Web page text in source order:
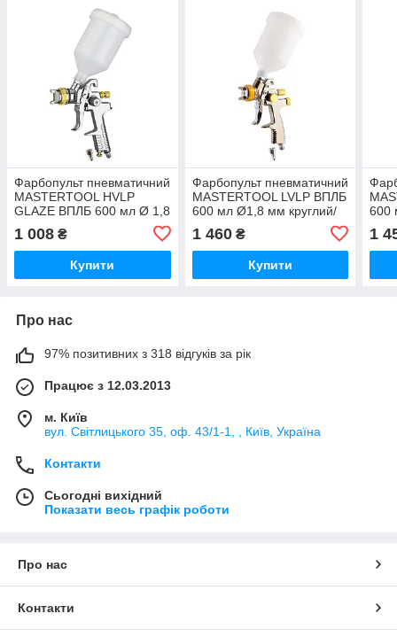
Фарбопульт пневматичний
MASTERTOOL HVLP
GLAZE ВПЛБ 600 мл Ø 1,8
факел 150-220 л/хв 3-4
бар
1 008 ₴
Купити
Фарбопульт пневматичний
MASTERTOOL LVLP ВПЛБ
600 мл Ø1,8 мм круглий/
плоский факел 125-170 л/
хв 1,5-2,5 бар
1 460₴
Купити
600
хв
1
Про нас
97% позитивних з 318 відгуків за рік
Працює з 12.03.2013
м. Київ
вул. Світлицького 35, оф. 43/1-1, , Київ, Україна
Контакти
Сьогодні вихідний
Показати весь графік роботи
Про нас
Контакти